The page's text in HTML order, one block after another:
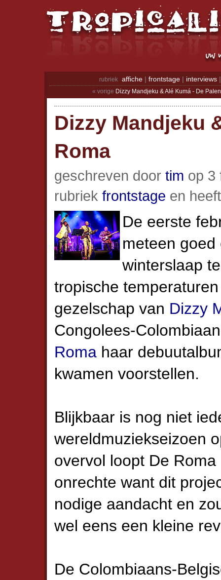
rubriek affiche | frontstage | interviews
« vorige Dizzy Mandjeku & Alé Kumá - De
Dizzy Mandjeku
Roma
geschreven door tim op 3
rubriek frontstage en
De eerste
meteen
winterslaap
tropische
gezelschap van Dizzy
Congolees-
Roma haar
kwamen voorstellen.
Blijkbaar is nog niet
wereldmuziekseizoen
overvol loopt De
onrechte want dit
nodige aandacht en
wel eens een kleine
De Colombiaans-